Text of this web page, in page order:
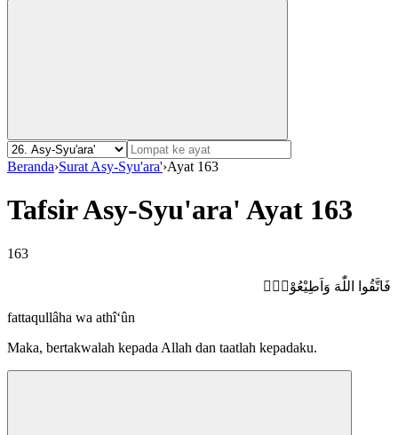
Beranda›Surat Asy-Syu'ara'›Ayat 163
Tafsir Asy-Syu'ara' Ayat 163
163
فَاتَّقُوا اللّٰهَ وَاَطِيْعُوْنِۚ
fattaqullâha wa athî‘ûn
Maka, bertakwalah kepada Allah dan taatlah kepadaku.